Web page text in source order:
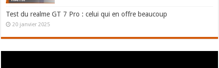
Test du realme GT 7 Pro : celui qui en offre beaucoup
20 janvier 2025